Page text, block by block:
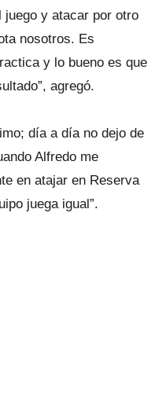
y atacar por otro
nosotros. Es
y lo bueno es que
agregó.
día a día no dejo de
Alfredo me
en atajar en Reserva
juega igual”.